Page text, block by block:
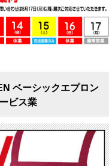
ベーシックエプロン
ビス業